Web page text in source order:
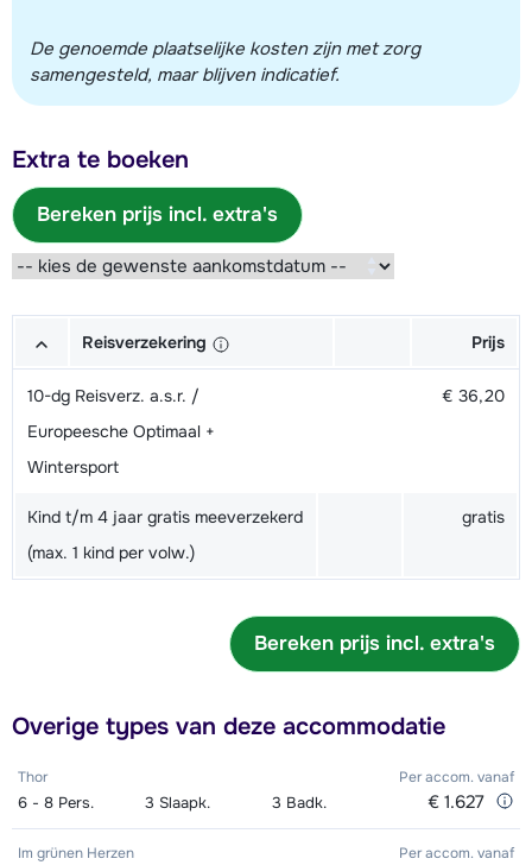
De genoemde plaatselijke kosten zijn met zorg
samengesteld, maar blijven indicatief.
Extra te boeken
Bereken prijs incl. extra's
Reisverzekering Prijs
10-dg Reisverz. a.s.r. /
Europeesche Optimaal +
Wintersport
€ 36,20
Kind t/m 4 jaar gratis meeverzekerd
(max. 1 kind per volw.)
gratis
Bereken prijs incl. extra's
Overige types van deze accommodatie
Thor Per accom. vanaf
6 - 8 Pers. 3 Slaapk. 3 Badk. € 1.627
Im grünen Herzen Per accom. vanaf